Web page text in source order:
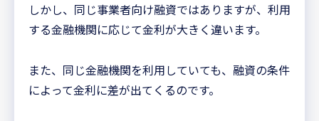
しかし、同じ事業者向け融資ではありますが、利用
する金融機関に応じて金利が大きく違います。
また、同じ金融機関を利用していても、融資の条件
によって金利に差が出てくるのです。